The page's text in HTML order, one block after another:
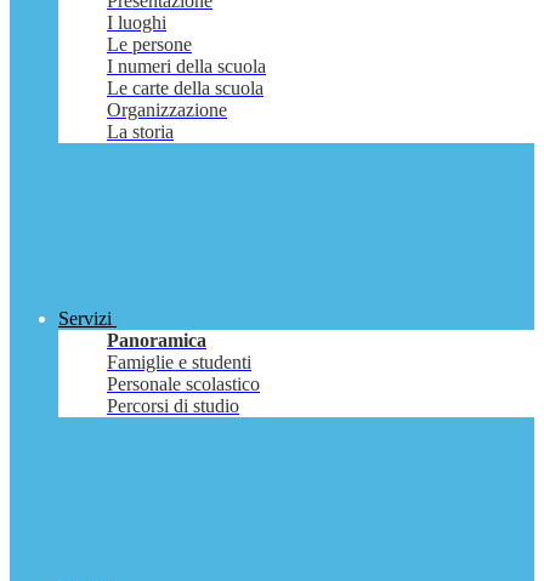
I luoghi
Le persone
I numeri della scuola
Le carte della scuola
Organizzazione
La storia
Servizi
Panoramica
Famiglie e studenti
Personale scolastico
Percorsi di studio